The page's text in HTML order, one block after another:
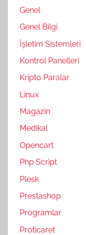
Genel
Genel Bilgi
İşletim Sistemleri
Kontrol Panelleri
Kripto Paralar
Linux
Magazin
Medikal
Opencart
Php Script
Plesk
Prestashop
Programlar
Proticaret